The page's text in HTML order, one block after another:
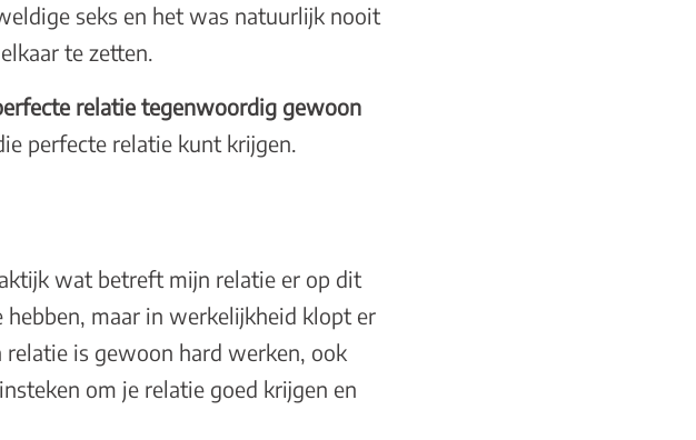
seks en het was natuurlijk nooit
te zetten.
relatie tegenwoordig gewoon
perfecte relatie kunt krijgen.
wat betreft mijn relatie er op dit
maar in werkelijkheid klopt er
relatie is gewoon hard werken, ook
om je relatie goed krijgen en